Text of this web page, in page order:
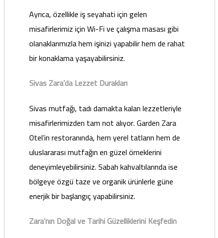
Ayrıca, özellikle iş seyahati için gelen
misafirlerimiz için Wi-Fi ve çalışma masası gibi
olanaklarımızla hem işinizi yapabilir hem de rahat
bir konaklama yaşayabilirsiniz.
Sivas Zara’da Lezzet Durakları
Sivas mutfağı, tadı damakta kalan lezzetleriyle
misafirlerimizden tam not alıyor. Garden Zara
Otel’in restoranında, hem yerel tatların hem de
uluslararası mutfağın en güzel örneklerini
deneyimleyebilirsiniz. Sabah kahvaltılarında ise
bölgeye özgü taze ve organik ürünlerle güne
enerjik bir başlangıç yapabilirsiniz.
Zara’nın Doğal ve Tarihi Güzelliklerini Keşfedin